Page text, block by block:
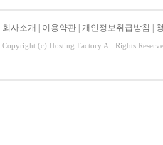
회사소개 이용약관 개인정보취급방침
Copyright (c) Hosting Factory All Rights